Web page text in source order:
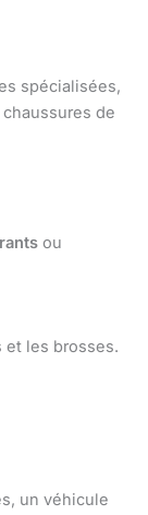
spécialisées,
de
ou
et les brosses.
un véhicule